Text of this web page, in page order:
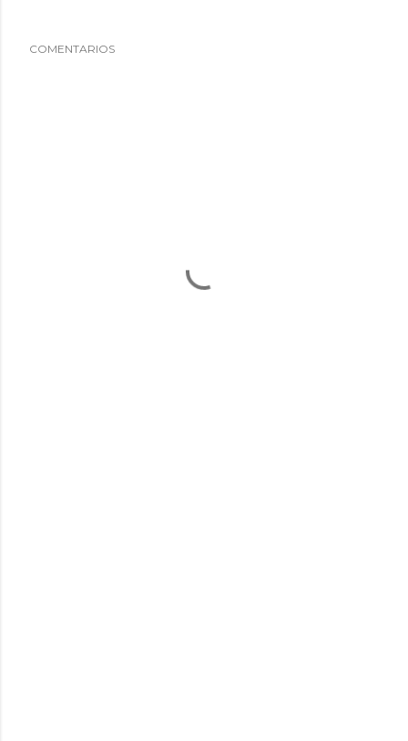
COMENTARIOS